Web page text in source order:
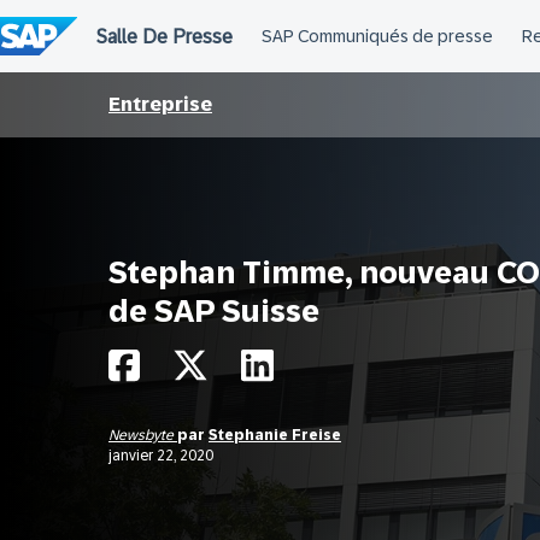
au
contenu
Entreprise
Stephan Timme, nouveau
de SAP Suisse
Newsbyte par Stephanie Freise
janvier 22, 2020